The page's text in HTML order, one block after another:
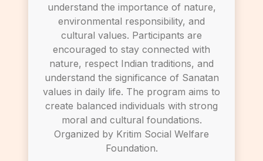
understand the importance of nature,
environmental responsibility, and
cultural values. Participants are
encouraged to stay connected with
nature, respect Indian traditions, and
understand the significance of Sanatan
values in daily life. The program aims to
create balanced individuals with strong
moral and cultural foundations.
Organized by Kritim Social Welfare
Foundation.